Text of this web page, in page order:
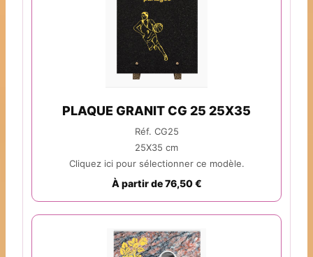
PLAQUE GRANIT CG 25 25X35
Réf. CG25
25X35 cm
Cliquez ici pour sélectionner ce modèle.
À partir de 76,50 €